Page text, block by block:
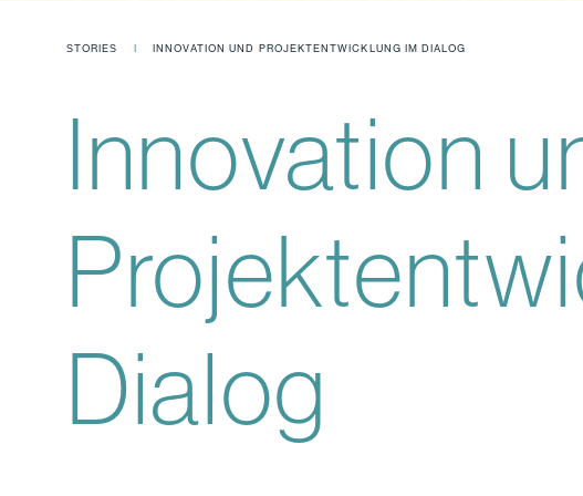
STORIES INNOVATION UND PROJEKTENTWICKLUNG IM DIALOG
Innovation
Dialog